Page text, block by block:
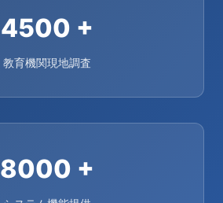
4500 +
教育機関現地調査
8000 +